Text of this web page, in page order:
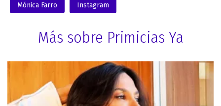
Mónica Farro Instagram
Más sobre Primicias Ya